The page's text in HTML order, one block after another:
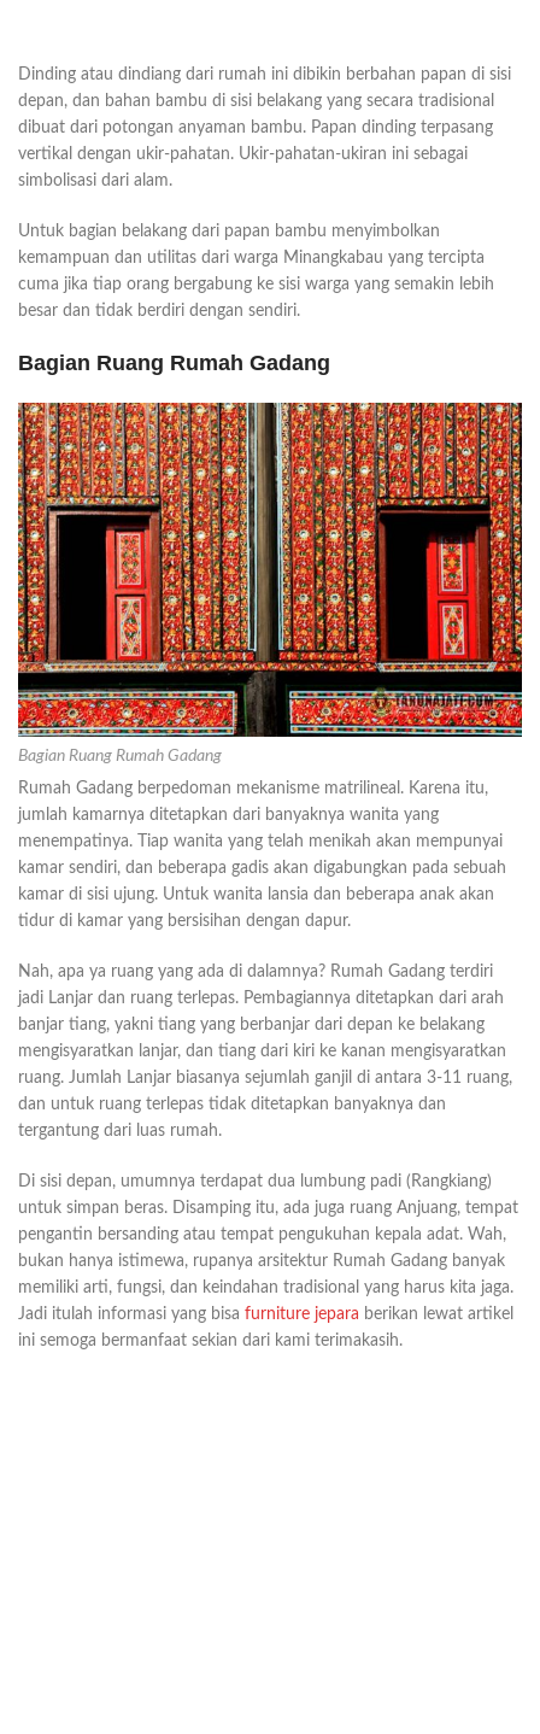
Dinding atau dindiang dari rumah ini dibikin berbahan papan di sisi
depan, dan bahan bambu di sisi belakang yang secara tradisional
dibuat dari potongan anyaman bambu. Papan dinding terpasang
vertikal dengan ukir-pahatan. Ukir-pahatan-ukiran ini sebagai
simbolisasi dari alam.
Untuk bagian belakang dari papan bambu menyimbolkan
kemampuan dan utilitas dari warga Minangkabau yang tercipta
cuma jika tiap orang bergabung ke sisi warga yang semakin lebih
besar dan tidak berdiri dengan sendiri.
Bagian Ruang Rumah Gadang
Bagian Ruang Rumah Gadang
Rumah Gadang berpedoman mekanisme matrilineal. Karena itu,
jumlah kamarnya ditetapkan dari banyaknya wanita yang
menempatinya. Tiap wanita yang telah menikah akan mempunyai
kamar sendiri, dan beberapa gadis akan digabungkan pada sebuah
kamar di sisi ujung. Untuk wanita lansia dan beberapa anak akan
tidur di kamar yang bersisihan dengan dapur.
Nah, apa ya ruang yang ada di dalamnya? Rumah Gadang terdiri
jadi Lanjar dan ruang terlepas. Pembagiannya ditetapkan dari arah
banjar tiang, yakni tiang yang berbanjar dari depan ke belakang
mengisyaratkan lanjar, dan tiang dari kiri ke kanan mengisyaratkan
ruang. Jumlah Lanjar biasanya sejumlah ganjil di antara 3-11 ruang,
dan untuk ruang terlepas tidak ditetapkan banyaknya dan
tergantung dari luas rumah.
Di sisi depan, umumnya terdapat dua lumbung padi (Rangkiang)
untuk simpan beras. Disamping itu, ada juga ruang Anjuang, tempat
pengantin bersanding atau tempat pengukuhan kepala adat. Wah,
bukan hanya istimewa, rupanya arsitektur Rumah Gadang banyak
memiliki arti, fungsi, dan keindahan tradisional yang harus kita jaga.
Jadi itulah informasi yang bisa furniture jepara berikan lewat artikel
ini semoga bermanfaat sekian dari kami terimakasih.